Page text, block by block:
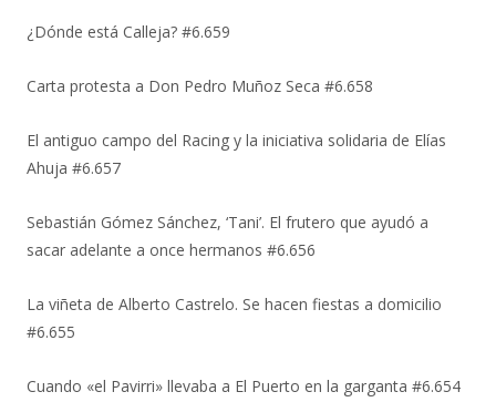
¿Dónde está Calleja? #6.659
Carta protesta a Don Pedro Muñoz Seca #6.658
El antiguo campo del Racing y la iniciativa solidaria de Elías
Ahuja #6.657
Sebastián Gómez Sánchez, ‘Tani’. El frutero que ayudó a
sacar adelante a once hermanos #6.656
La viñeta de Alberto Castrelo. Se hacen fiestas a domicilio
#6.655
Cuando «el Pavirri» llevaba a El Puerto en la garganta #6.654